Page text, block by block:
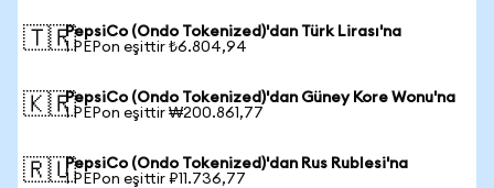
🇹🇷PepsiCo (Ondo Tokenized)'dan Türk Lirası'na
1 PEPon eşittir ₺6.804,94
🇰🇷PepsiCo (Ondo Tokenized)'dan Güney Kore Wonu'na
1 PEPon eşittir ₩200.861,77
🇷🇺PepsiCo (Ondo Tokenized)'dan Rus Rublesi'na
1 PEPon eşittir ₽11.736,77